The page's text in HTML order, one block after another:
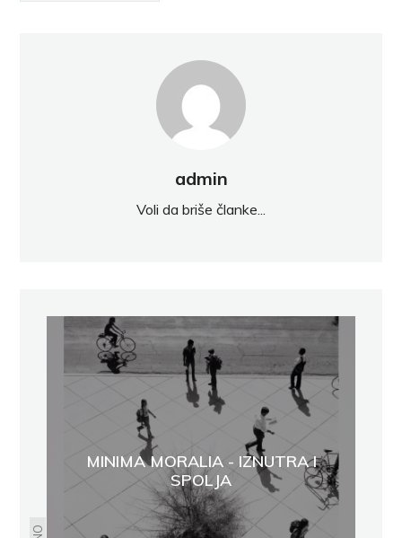
admin
Voli da briše članke...
MINIMA MORALIA - IZNUTRA I
SPOLJA